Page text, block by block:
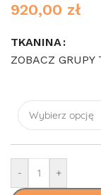
920,00 zł
TKANINA
ZOBACZ
- +